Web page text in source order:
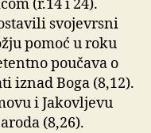
(r.14 i 24).
svojevrsni
pomoć u roku
poučava o
iznad Boga (8,12).
i Jakovljevu
(8,26).